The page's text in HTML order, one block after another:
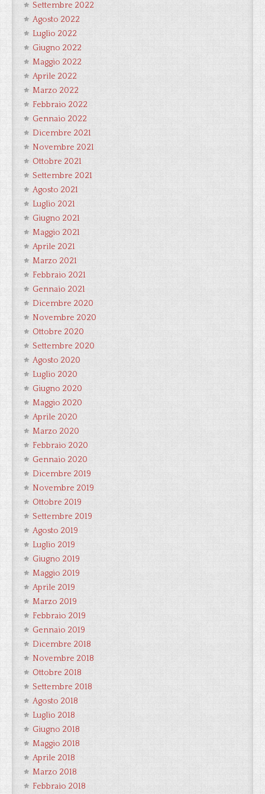
Settembre 2022
Agosto 2022
Luglio 2022
Giugno 2022
Maggio 2022
Aprile 2022
Marzo 2022
Febbraio 2022
Gennaio 2022
Dicembre 2021
Novembre 2021
Ottobre 2021
Settembre 2021
Agosto 2021
Luglio 2021
Giugno 2021
Maggio 2021
Aprile 2021
Marzo 2021
Febbraio 2021
Gennaio 2021
Dicembre 2020
Novembre 2020
Ottobre 2020
Settembre 2020
Agosto 2020
Luglio 2020
Giugno 2020
Maggio 2020
Aprile 2020
Marzo 2020
Febbraio 2020
Gennaio 2020
Dicembre 2019
Novembre 2019
Ottobre 2019
Settembre 2019
Agosto 2019
Luglio 2019
Giugno 2019
Maggio 2019
Aprile 2019
Marzo 2019
Febbraio 2019
Gennaio 2019
Dicembre 2018
Novembre 2018
Ottobre 2018
Settembre 2018
Agosto 2018
Luglio 2018
Giugno 2018
Maggio 2018
Aprile 2018
Marzo 2018
Febbraio 2018